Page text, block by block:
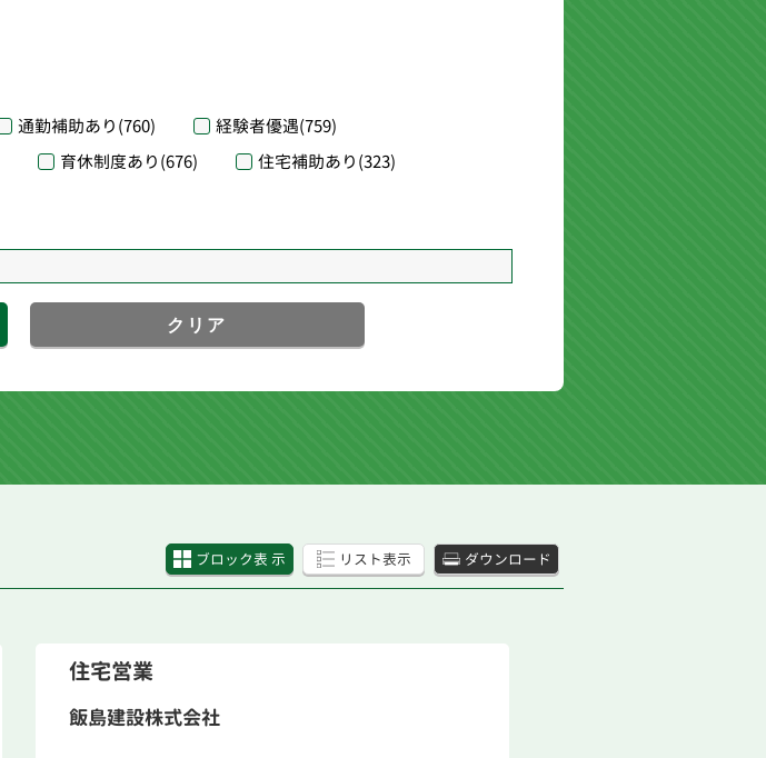
通勤補助あり(760) 経験者優遇(759)
育休制度あり(676) 住宅補助あり(323)
クリア
ブロック表 示 リスト表示 ダウンロード
住宅営業
飯島建設株式会社